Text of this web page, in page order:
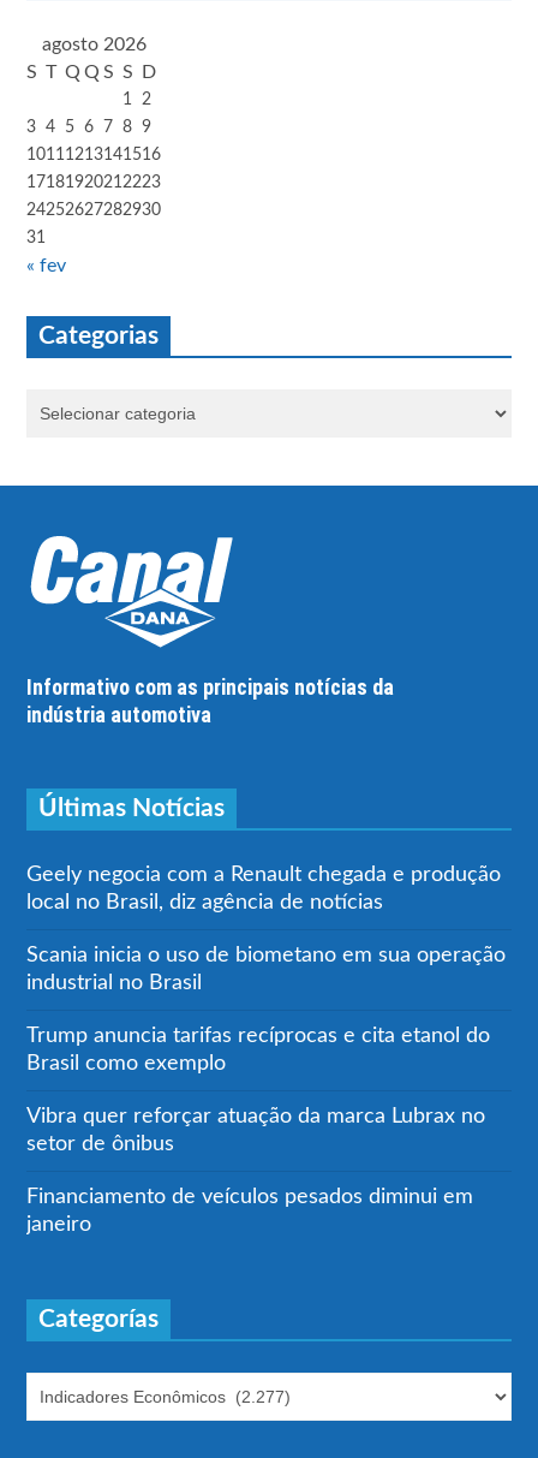
agosto 2026
S T Q Q S S D
1
2
3 4 5 6 7 8 9
1011 1213141516
1718192021 2223
24252627282930
31
« fev
Categorias
Informativo com as principais notícias da
indústria automotiva
Últimas Notícias
Geely negocia com a Renault chegada e produção
local no Brasil, diz agência de notícias
Scania inicia o uso de biometano em sua operação
industrial no Brasil
Trump anuncia tarifas recíprocas e cita etanol do
Brasil como exemplo
Vibra quer reforçar atuação da marca Lubrax no
setor de ônibus
Financiamento de veículos pesados diminui em
janeiro
Categorías